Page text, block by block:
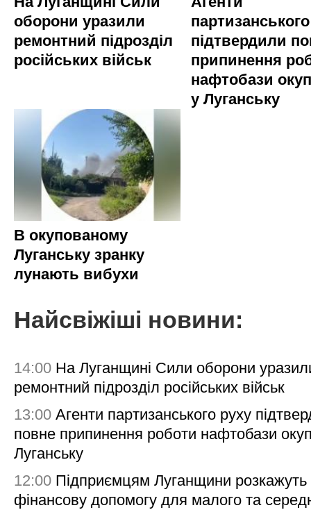
оборони уразили
ремонтний підрозділ
російських військ
підтвердили
припинення
нафтобази
у Луганську
В окупованому
Луганську зранку
лунають вибухи
Найсвіжіші новини:
14:00 На Луганщині Сили оборони
ремонтний підрозділ російських військ
13:00 Агенти партизанського руху
повне припинення роботи нафтобази
Луганську
12:00 Підприємцям Луганщини розкажуть
фінансову допомогу для малого та